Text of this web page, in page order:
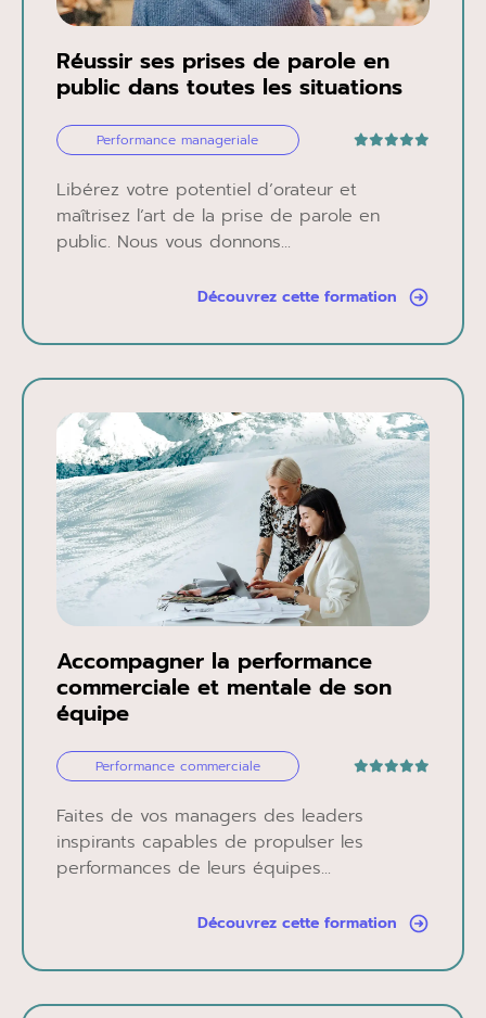
Réussir ses prises de parole en
public dans toutes les situations
Performance manageriale
Libérez votre potentiel d’orateur et
maîtrisez l’art de la prise de parole en
public. Nous vous donnons...
Découvrez cette formation
Accompagner la performance
commerciale et mentale de son
équipe
Performance commerciale
Faites de vos managers des leaders
inspirants capables de propulser les
performances de leurs équipes...
Découvrez cette formation